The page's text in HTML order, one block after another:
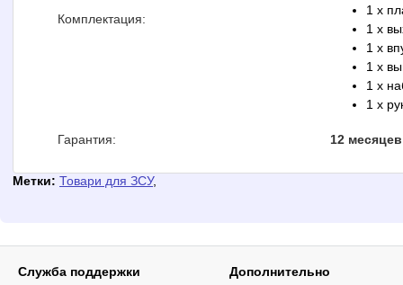
Комплектация:
1 x
1 x
1 x
1 x
1 x
1 x
Гарантия: 12 месяцев
Метки: Товари для ЗСУ,
Служба поддержки
Дополнительно